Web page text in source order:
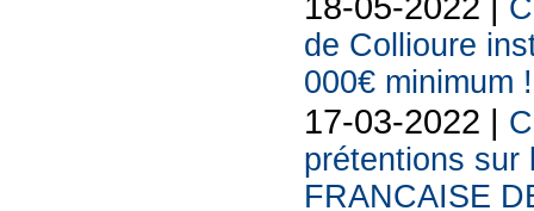
de Collioure
000€ minimum !
17-03-2022 |
prétentions sur
FRANCAISE